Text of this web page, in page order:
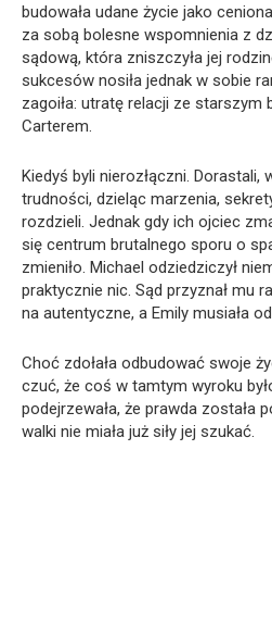
budowała udane życie jako
za sobą bolesne wspomnienia z
sądową, która zniszczyła jej
sukcesów nosiła jednak w sobie
zagoiła: utratę relacji ze starszym
Carterem.
Kiedyś byli nierozłączni. Dorastali,
trudności, dzieląc marzenia,
rozdzieli. Jednak gdy ich ojciec
się centrum brutalnego sporu o
zmieniło. Michael odziedziczył
praktycznie nic. Sąd przyznał mu
na autentyczne, a Emily musiała
Choć zdołała odbudować swoje
czuć, że coś w tamtym wyroku
podejrzewała, że prawda została
walki nie miała już siły jej szukać.